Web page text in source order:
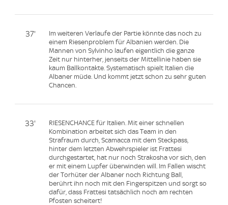
37'
Im weiteren Verlaufe der Partie könnte das noch zu
einem Riesenproblem für Albanien werden. Die
Mannen von Sylvinho laufen eigentlich die ganze
Zeit nur hinterher, jenseits der Mittellinie haben sie
kaum Ballkontakte. Systematisch spielt Italien die
Albaner müde. Und kommt jetzt schon zu sehr guten
Chancen.
33'
RIESENCHANCE für Italien. Mit einer schnellen
Kombination arbeitet sich das Team in den
Strafraum durch, Scamacca mit dem Steckpass,
hinter dem letzten Abwehrspieler ist Frattesi
durchgestartet, hat nur noch Strakosha vor sich, den
er mit einem Lupfer überwinden will. Im Fallen wischt
der Torhüter der Albaner noch Richtung Ball,
berührt ihn noch mit den Fingerspitzen und sorgt so
dafür, dass Frattesi tatsächlich noch am rechten
Pfosten scheitert!